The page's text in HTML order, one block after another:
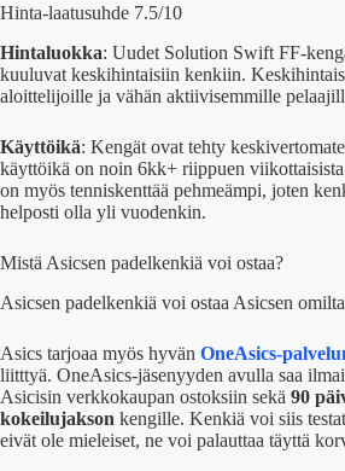
Hinta-laatusuhde 7.5/10
Hintaluokka: Uudet Solution Swift FF-
kuuluvat keskihintaisiin kenkiin.
aloittelijoille ja vähän aktiivisemmille
Käyttöikä: Kengät ovat tehty
käyttöikä on noin 6kk+ riippuen viikottaisista
on myös tenniskenttää pehmeämpi, joten
helposti olla yli vuodenkin.
Mistä Asicsen padelkenkiä voi ostaa?
Asicsen padelkenkiä voi ostaa Asicsen
Asics tarjoaa myös hyvän OneAsics-
liitttyä. OneAsics-jäsenyyden avulla saa
Asicisin verkkokaupan ostoksiin sekä 90
kokeilujakson kengille. Kenkiä voi siis
eivät ole mieleiset, ne voi palauttaa täyttä